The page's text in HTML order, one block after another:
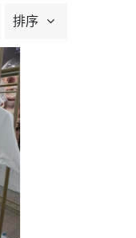
排序